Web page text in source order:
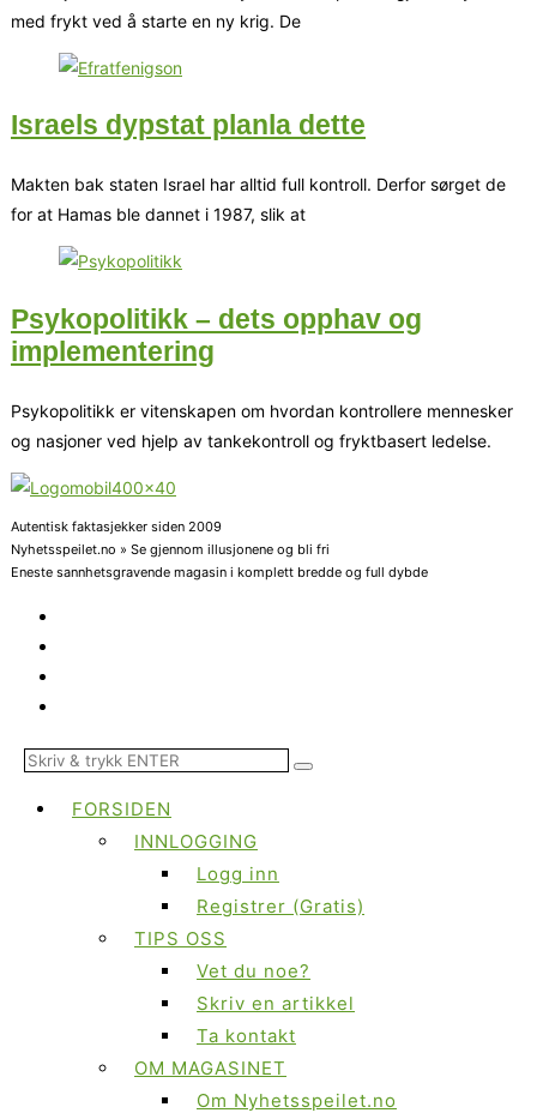
med frykt ved å starte en ny krig. De
Israels dypstat planla dette
Makten bak staten Israel har alltid full kontroll. Derfor sørget de
for at Hamas ble dannet i 1987, slik at
Psykopolitikk – dets opphav og
implementering
Psykopolitikk er vitenskapen om hvordan kontrollere mennesker
og nasjoner ved hjelp av tankekontroll og fryktbasert ledelse.
Autentisk faktasjekker siden 2009
Nyhetsspeilet.no » Se gjennom illusjonene og bli fri
Eneste sannhetsgravende magasin i komplett bredde og full dybde
FORSIDEN
INNLOGGING
Logg inn
Registrer (Gratis)
TIPS OSS
Vet du noe?
Skriv en artikkel
Ta kontakt
OM MAGASINET
Om Nyhetsspeilet.no